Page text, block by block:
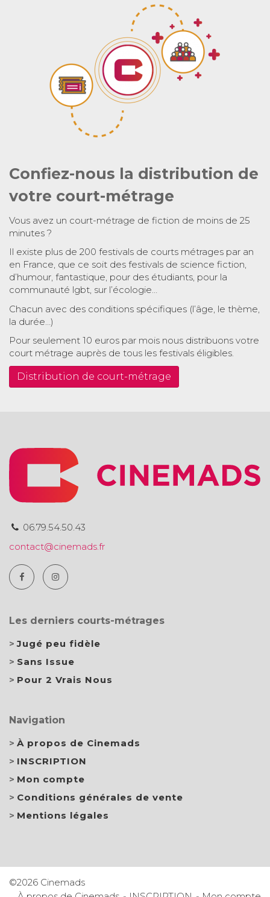
Confiez-nous la distribution de
votre court-métrage
Vous avez un court-métrage de fiction de moins de 25
minutes ?
Il existe plus de 200 festivals de courts métrages par an
en France, que ce soit des festivals de science fiction,
d’humour, fantastique, pour des étudiants, pour la
communauté lgbt, sur l’écologie…
Chacun avec des conditions spécifiques (l’âge, le thème,
la durée…)
Pour seulement 10 euros par mois nous distribuons votre
court métrage auprès de tous les festivals éligibles.
Distribution de court-métrage
06.79.54.50.43
contact@cinemads.fr
Les derniers courts-métrages
Jugé peu fidèle
Sans Issue
Pour 2 Vrais Nous
Navigation
À propos de Cinemads
INSCRIPTION
Mon compte
Conditions générales de vente
Mentions légales
©2026 Cinemads